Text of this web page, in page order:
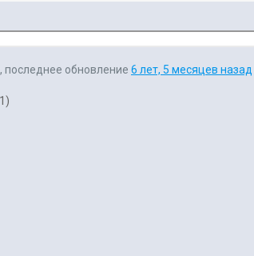
последнее обновление 6 лет, 5 месяцев назад